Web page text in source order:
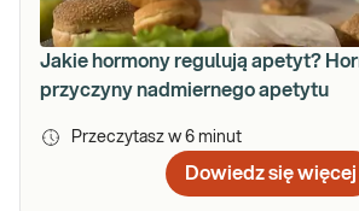
Jakie hormony regulują apetyt?
przyczyny nadmiernego apetytu
Przeczytasz w 6 minut
Dowiedz się więcej